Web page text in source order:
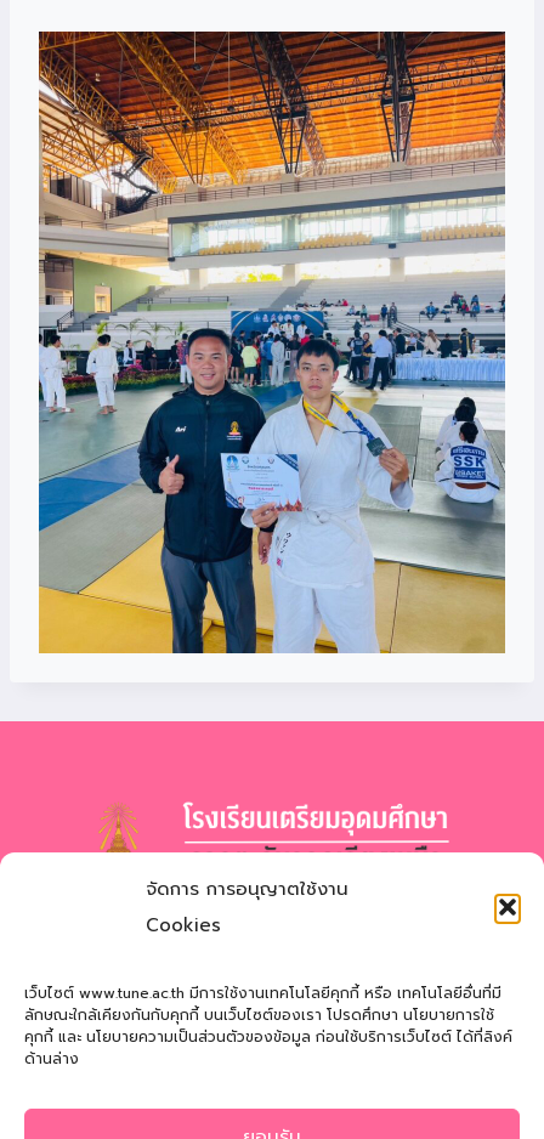
จัดการ การอนุญาตใช้งาน
Cookies
เว็บไซต์ www.tune.ac.th มีการใช้งานเทคโนโลยีคุกกี้ หรือ เทคโนโลยีอื่นที่มี
ลักษณะใกล้เคียงกันกับคุกกี้ บนเว็บไซต์ของเรา โปรดศึกษา นโยบายการใช้
คุกกี้ และ นโยบายความเป็นส่วนตัวของข้อมูล ก่อนใช้บริการเว็บไซต์ ได้ที่ลิงค์
ด้านล่าง
โรงเรียนเตรียมอุดมศึกษา
Triamudomsuksa School of the Northeast
ที่อยู่: 121 หมู่ที่ 12 ถ.นิตโย ต.สว่างแดนดิน อ.สว่างแดนดิน